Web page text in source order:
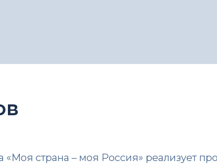
страна – моя Россия» реализует